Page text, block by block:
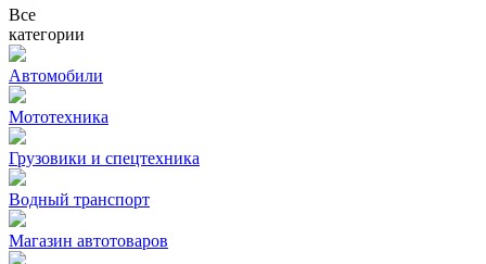
Все
категории
Автомобили
Мототехника
Грузовики и спецтехника
Водный транспорт
Магазин автотоваров